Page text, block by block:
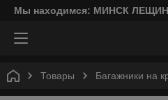
Мы находимся: МИНСК
Товары Багажники на